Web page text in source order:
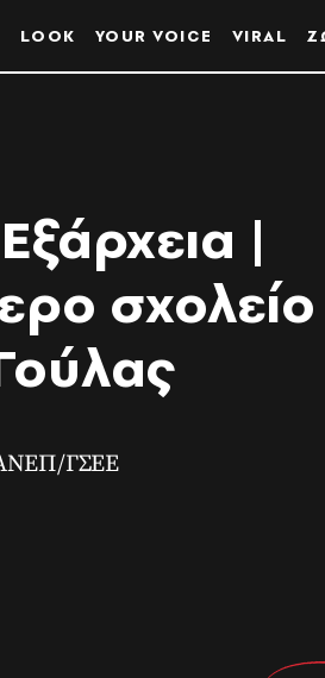
LOOK YOUR VOICE VIRAL
|
σχολείο
ΓΣΕΕ